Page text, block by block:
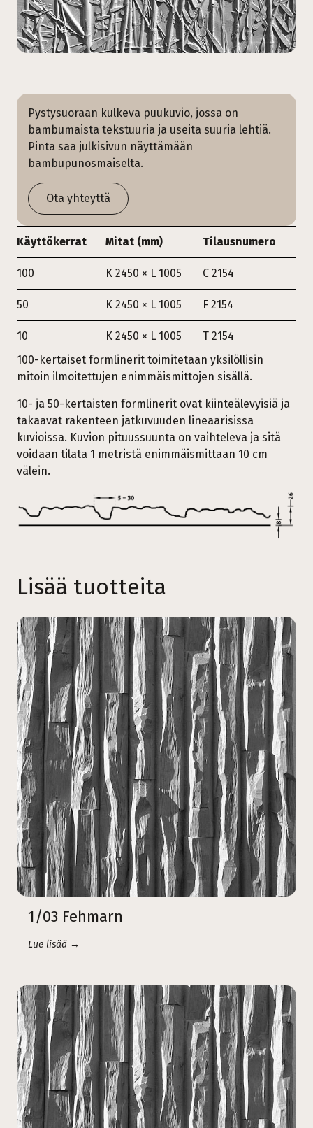
Pystysuoraan kulkeva puukuvio, jossa on
bambumaista tekstuuria ja useita suuria lehtiä.
Pinta saa julkisivun näyttämään
bambupunosmaiselta.
Ota yhteyttä
Käyttökerrat Mitat (mm) Tilausnumero
100 K 2450 × L 1005 C 2154
50 K 2450 × L 1005 F 2154
10 K 2450 × L 1005
T 2154
100-kertaiset formlinerit toimitetaan yksilöllisin
mitoin ilmoitettujen enimmäismittojen sisällä.
10- ja 50-kertaisten formlinerit ovat kiinteälevyisiä ja
takaavat rakenteen jatkuvuuden lineaarisissa
kuvioissa. Kuvion pituussuunta on vaihteleva ja sitä
voidaan tilata 1 metristä enimmäismittaan 10 cm
välein.
Lisää tuotteita
1/03 Fehmarn
Lue lisää →